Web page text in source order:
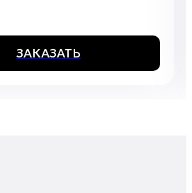
ЗАКАЗАТЬ